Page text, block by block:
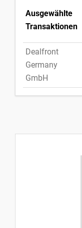
Ausgewählte
Transaktionen
Dealfront
Germany
GmbH